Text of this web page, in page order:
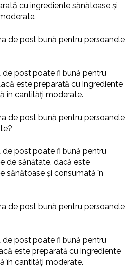
cu ingrediente sănătoase și
de post bună pentru persoanele
de post poate fi bună pentru
este preparată cu ingrediente
în cantități moderate.
de post bună pentru persoanele
de post poate fi bună pentru
de sănătate, dacă este
sănătoase și consumată în
de post bună pentru persoanele
de post poate fi bună pentru
este preparată cu ingrediente
în cantități moderate.